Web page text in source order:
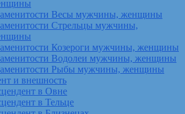
Весы мужчины, женщины
Стрельцы мужчины,
Козероги мужчины, женщины
Водолеи мужчины, женщины
Рыбы мужчины, женщины
и внешность
в Овне
в Тельце